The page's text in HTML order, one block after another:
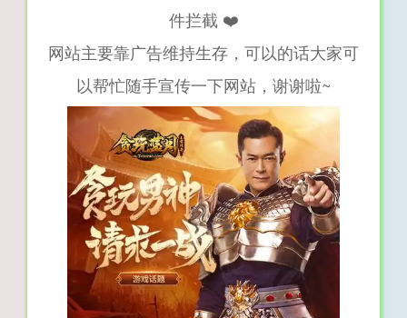
件拦截 ❤️
网站主要靠广告维持生存，可以的话大家可
以帮忙随手宣传一下网站，谢谢啦~